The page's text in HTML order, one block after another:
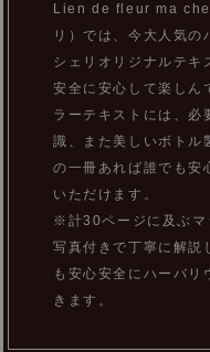
Lien de fleur ma
リ）では、今大人気の
シェリオリジナルテキ
安全に安心して楽しん
ラーテキストには、必
識、また美しいボトル
の一冊あれば誰でも安
いただけます。
※計30ページに及ぶマ
写真付きで丁寧に解説
も安心安全にハーバリ
きます。